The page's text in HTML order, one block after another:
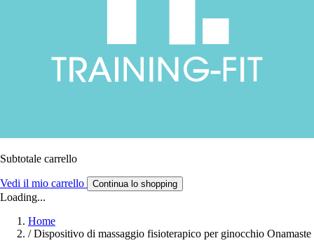
Subtotale carrello
Vedi il mio carrello Continua lo shopping
Loading...
Home
/ Dispositivo di massaggio fisioterapico per ginocchio Onamaste